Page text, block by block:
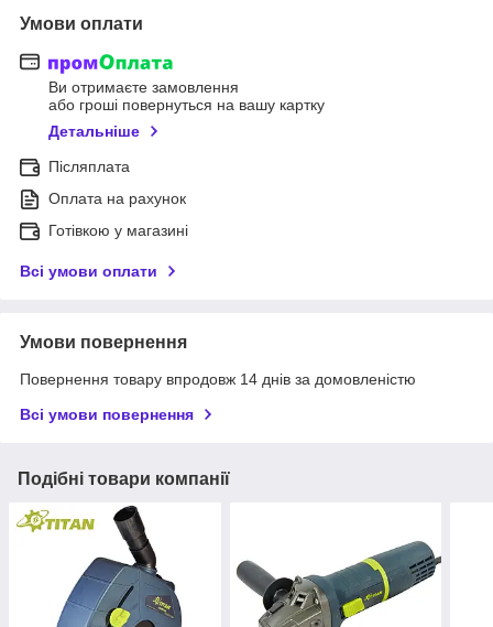
Умови оплати
Ви отримаєте замовлення
або гроші повернуться на вашу картку
Детальніше
Післяплата
Оплата на рахунок
Готівкою у магазині
Всі умови оплати
Умови повернення
Повернення товару впродовж 14 днів за домовленістю
Всі умови повернення
Подібні товари компанії